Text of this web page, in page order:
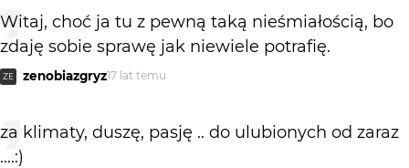
Witaj, choć ja tu z pewną taką nieśmiałością, bo
zdaję sobie sprawę jak niewiele potrafię.
ZE zenobiazgryz17 lat temu
za klimaty, duszę, pasję .. do ulubionych od zaraz
....:)